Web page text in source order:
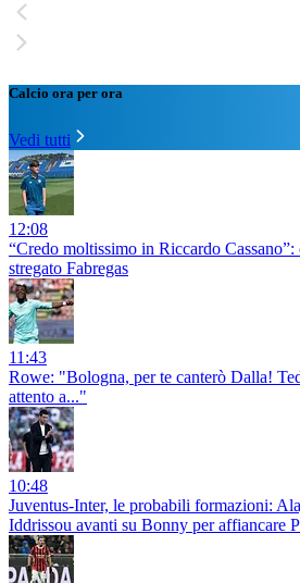
Calcio ora per ora
Vedi tutti
12:08
“Credo moltissimo in Riccardo
stregato Fabregas
11:43
Rowe: "Bologna, per te canterò Dalla!
attento a..."
10:48
Juventus-Inter, le probabili formazioni:
Iddrissou avanti su Bonny per affiancare